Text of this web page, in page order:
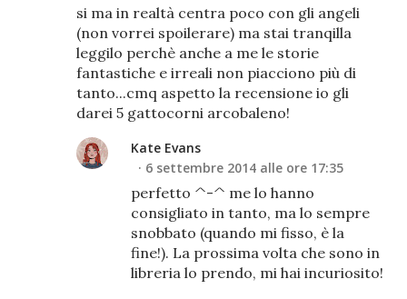
si ma in realtà centra poco con gli angeli
(non vorrei spoilerare) ma stai tranqilla
leggilo perchè anche a me le storie
fantastiche e irreali non piacciono più di
tanto...cmq aspetto la recensione io gli
darei 5 gattocorni arcobaleno!
Kate Evans
6 settembre 2014 alle ore 17:35
perfetto ^-^ me lo hanno
consigliato in tanto, ma lo sempre
snobbato (quando mi fisso, è la
fine!). La prossima volta che sono in
libreria lo prendo, mi hai incuriosito!